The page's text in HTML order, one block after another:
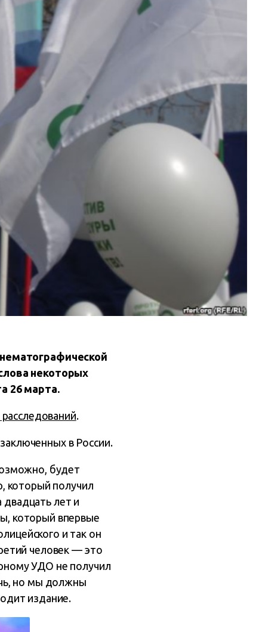
некоторых
26 марта.
.
в России.
будет
который получил
двадцать лет и
который впервые
и так он
человек — это
УДО не получил
но мы должны
издание.